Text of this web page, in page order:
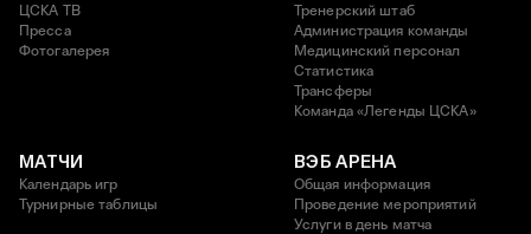
ЦСКА ТВ
Пресса
Фотогалерея
Тренерский штаб
Администрация команды
Медицинский персонал
Статистика
Трансферы
Команда «Легенды ЦСКА»
МАТЧИ
Календарь игр
Турнирные таблицы
ВЭБ АРЕНА
Общая информация
Проведение мероприятий
Услуги в день матча